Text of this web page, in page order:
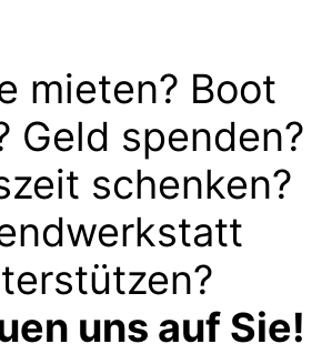
mieten? Boot
Geld spenden?
schenken?
uns auf Sie!